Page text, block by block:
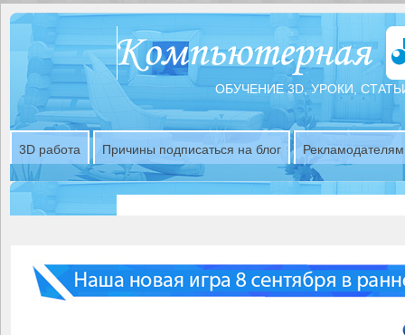
ОБУЧЕНИЕ 3D, УРОКИ,
3D работа Причины подписаться на блог Рекламодателям